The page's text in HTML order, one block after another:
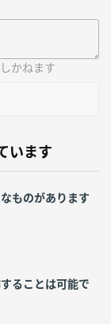
かねます
います
ものがあります
ることは可能で